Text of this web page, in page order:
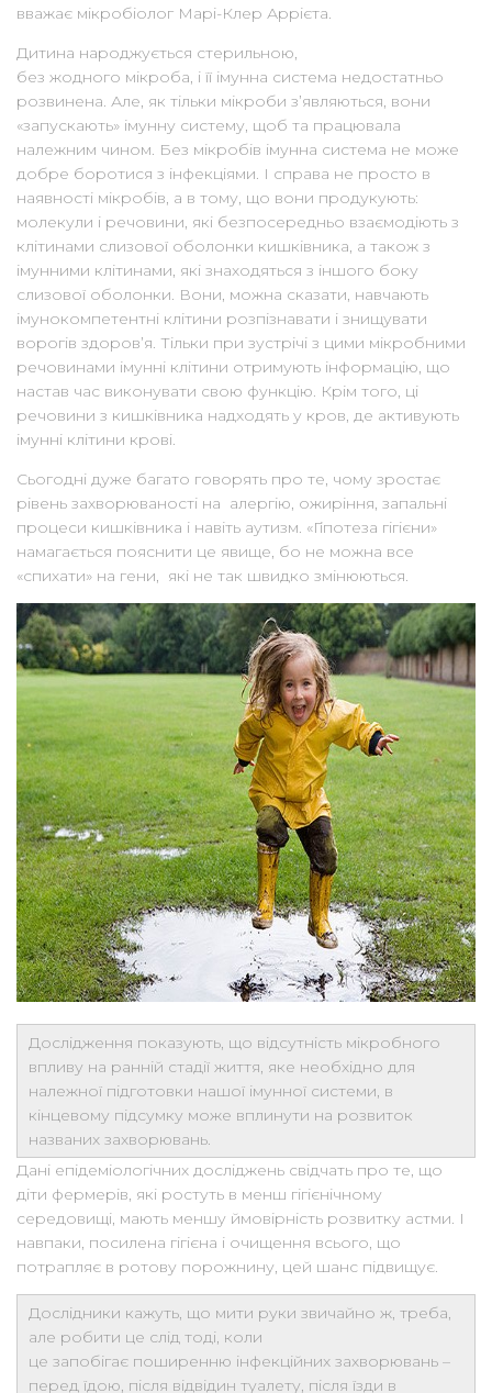
вважає мікробіолог Марі-Клер Аррієта.
Дитина народжується стерильною,
без жодного мікроба, і її імунна система недостатньо
розвинена. Але, як тільки мікроби з’являються, вони
«запускають» імунну систему, щоб та працювала
належним чином. Без мікробів імунна система не може
добре боротися з інфекціями. І справа не просто в
наявності мікробів, а в тому, що вони продукують:
молекули і речовини, які безпосередньо взаємодіють з
клітинами слизової оболонки кишківника, а також з
імунними клітинами, які знаходяться з іншого боку
слизової оболонки. Вони, можна сказати, навчають
імунокомпетентні клітини розпізнавати і знищувати
ворогів здоров’я. Тільки при зустрічі з цими мікробними
речовинами імунні клітини отримують інформацію, що
настав час виконувати свою функцію. Крім того, ці
речовини з кишківника надходять у кров, де активують
імунні клітини крові.
Сьогодні дуже багато говорять про те, чому зростає
рівень захворюваності на алергію, ожиріння, запальні
процеси кишківника і навіть аутизм. «Гіпотеза гігієни»
намагається пояснити це явище, бо не можна все
«спихати» на гени, які не так швидко змінюються.
Дослідження показують, що відсутність мікробного
впливу на ранній стадії життя, яке необхідно для
належної підготовки нашої імунної системи, в
кінцевому підсумку може вплинути на розвиток
названих захворювань.
Дані епідеміологічних досліджень свідчать про те, що
діти фермерів, які ростуть в менш гігієнічному
середовищі, мають меншу ймовірність розвитку астми. І
навпаки, посилена гігієна і очищення всього, що
потрапляє в ротову порожнину, цей шанс підвищує.
Дослідники кажуть, що мити руки звичайно ж, треба,
але робити це слід тоді, коли
це запобігає поширенню інфекційних захворювань –
перед їдою, після відвідин туалету, після їзди в